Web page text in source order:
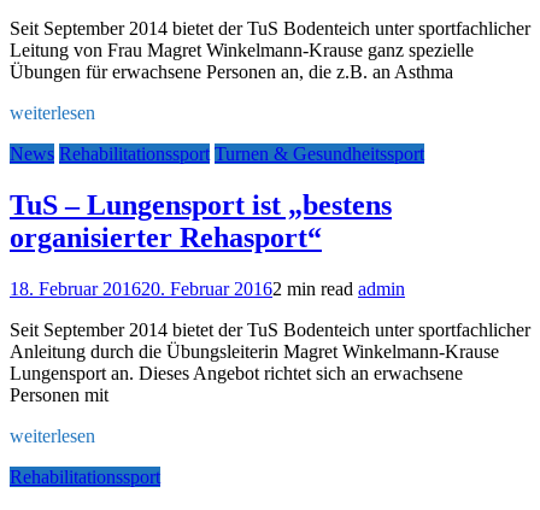
Seit September 2014 bietet der TuS Bodenteich unter sportfachlicher
Leitung von Frau Magret Winkelmann-Krause ganz spezielle
Übungen für erwachsene Personen an, die z.B. an Asthma
weiterlesen
News Rehabilitationssport Turnen & Gesundheitssport
TuS – Lungensport ist „bestens
organisierter Rehasport“
18. Februar 201620. Februar 20162 min read admin
Seit September 2014 bietet der TuS Bodenteich unter sportfachlicher
Anleitung durch die Übungsleiterin Magret Winkelmann-Krause
Lungensport an. Dieses Angebot richtet sich an erwachsene
Personen mit
weiterlesen
Rehabilitationssport